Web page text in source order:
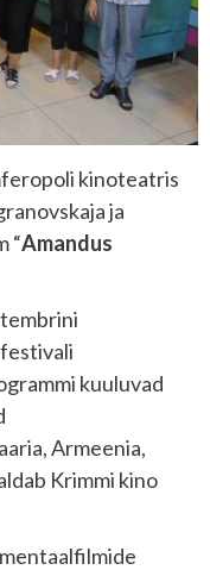
kinoteatris
ja
“Amandus
kuuluvad
Armeenia,
Krimmi kino